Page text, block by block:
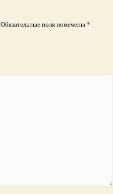
Обязательные поля помечены *